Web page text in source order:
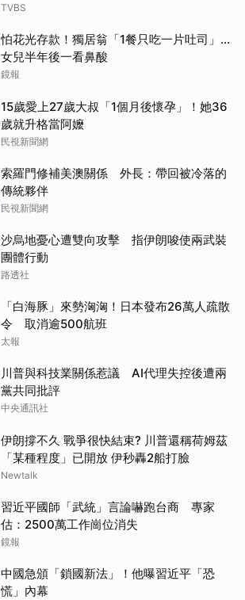
TVBS
怕花光存款！獨居翁「1餐只吃一片吐司」...
女兒半年後一看鼻酸
鏡報
15歲愛上27歲大叔「1個月後懷孕」！她36
歲就升格當阿嬤
民視新聞網
索羅門修補美澳關係 外長：帶回被冷落的
傳統夥伴
民視新聞網
沙烏地憂心遭雙向攻擊 指伊朗唆使兩武裝
團體行動
路透社
「白海豚」來勢洶洶！日本發布26萬人疏散
令 取消逾500航班
太報
川普與科技業關係惹議 AI代理失控後遭兩
黨共同批評
中央通訊社
伊朗撐不久 戰爭很快結束? 川普還稱荷姆茲
「某種程度」已開放 伊秒轟2船打臉
Newtalk
習近平國師「武統」言論嚇跑台商 專家
估：2500萬工作崗位消失
鏡報
中國急頒「鎖國新法」！他曝習近平「恐
慌」內幕